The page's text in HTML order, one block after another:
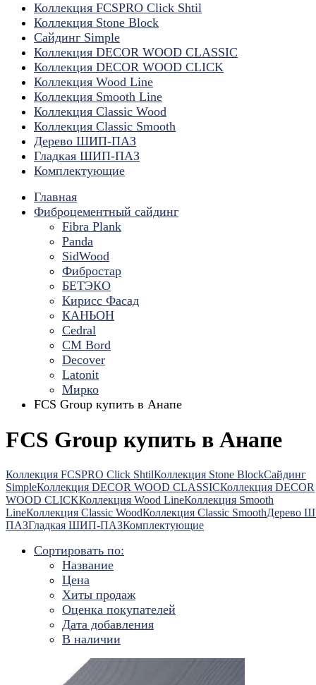
Коллекция FCSPRO Click Shtil
Коллекция Stone Block
Сайдинг Simple
Коллекция DECOR WOOD CLASSIC
Коллекция DECOR WOOD CLICK
Коллекция Wood Line
Коллекция Smooth Line
Коллекция Classic Wood
Коллекция Classic Smooth
Дерево ШИП-ПАЗ
Гладкая ШИП-ПАЗ
Комплектующие
Главная
Фиброцементный сайдинг
Fibra Plank
Panda
SidWood
Фибростар
БЕТЭКО
Кирисс Фасад
КАНЬОН
Cedral
CM Bord
Decover
Latonit
Мирко
FCS Group купить в Анапе
FCS Group купить в Анапе
Коллекция FCSPRO Click ShtilКоллекция Stone BlockСайдинг
SimpleКоллекция DECOR WOOD CLASSICКоллекция DECOR
WOOD CLICKКоллекция Wood LineКоллекция Smooth
LineКоллекция Classic WoodКоллекция Classic SmoothДерево
ПАЗГладкая ШИП-ПАЗКомплектующие
Сортировать по:
Название
Цена
Хиты продаж
Оценка покупателей
Дата добавления
В наличии